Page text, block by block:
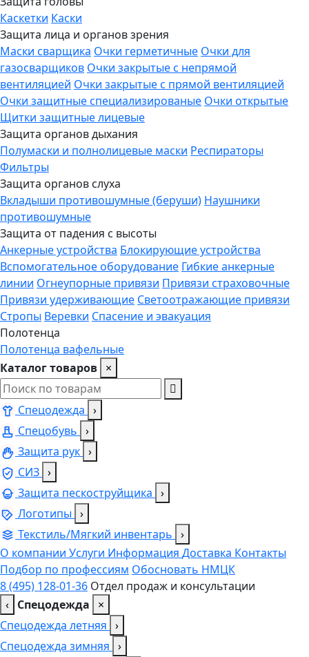
Каскетки Каски
Защита лица и органов зрения
Маски сварщика Очки герметичные Очки для
газосварщиков Очки закрытые с непрямой
вентиляцией Очки закрытые с прямой вентиляцией
Очки защитные специализированые Очки открытые
Щитки защитные лицевые
Защита органов дыхания
Полумаски и полнолицевые маски Респираторы
Фильтры
Защита органов слуха
Вкладыши противошумные (беруши) Наушники
противошумные
Защита от падения с высоты
Анкерные устройства Блокирующие устройства
Вспомогательное оборудование Гибкие анкерные
линии Огнеупорные привязи Привязи страховочные
Привязи удерживающие Светоотражающие привязи
Стропы Веревки Спасение и эвакуация
Полотенца
Полотенца вафельные
Каталог товаров ×
Спецодежда ›
Спецобувь ›
Защита рук ›
СИЗ ›
Защита пескоструйщика ›
Логотипы ›
Текстиль/Мягкий инвентарь ›
О компании Услуги Информация Доставка Контакты
Подбор по профессиям Обосновать НМЦК
8 (495) 128-01-36 Отдел продаж и консультации
‹ Спецодежда
×
Спецодежда летняя ›
Спецодежда зимняя ›